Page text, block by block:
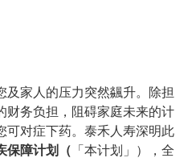
及家人的压力突然飊升。除担
财务负担，阻碍家庭未来的计
可对症下药。泰禾人寿深明此
保障计划（ 「本计划」），全